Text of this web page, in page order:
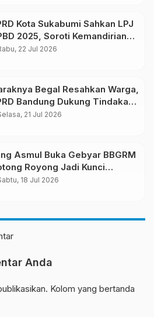
Kota Sukabumi Sahkan LPJ
2025, Soroti Kemandirian
dan Optimalisasi
22 Jul 2026
Begal Resahkan Warga,
Bandung Dukung Tindakan
Kepolisian
21 Jul 2026
Asmul Buka Gebyar BBGRM
Royong Jadi Kunci
Kota yang Maju dan
18 Jul 2026
Anda
Kolom yang bertanda